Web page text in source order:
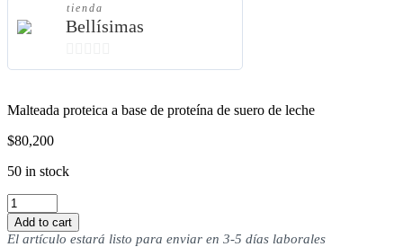
tienda
Bellísimas
0
5
Malteada proteica a base de proteína de suero de leche
$80,200
50 in stock
Malteada
proteica
a
Add to cart
El artículo estará listo para enviar en 3-5 días laborales